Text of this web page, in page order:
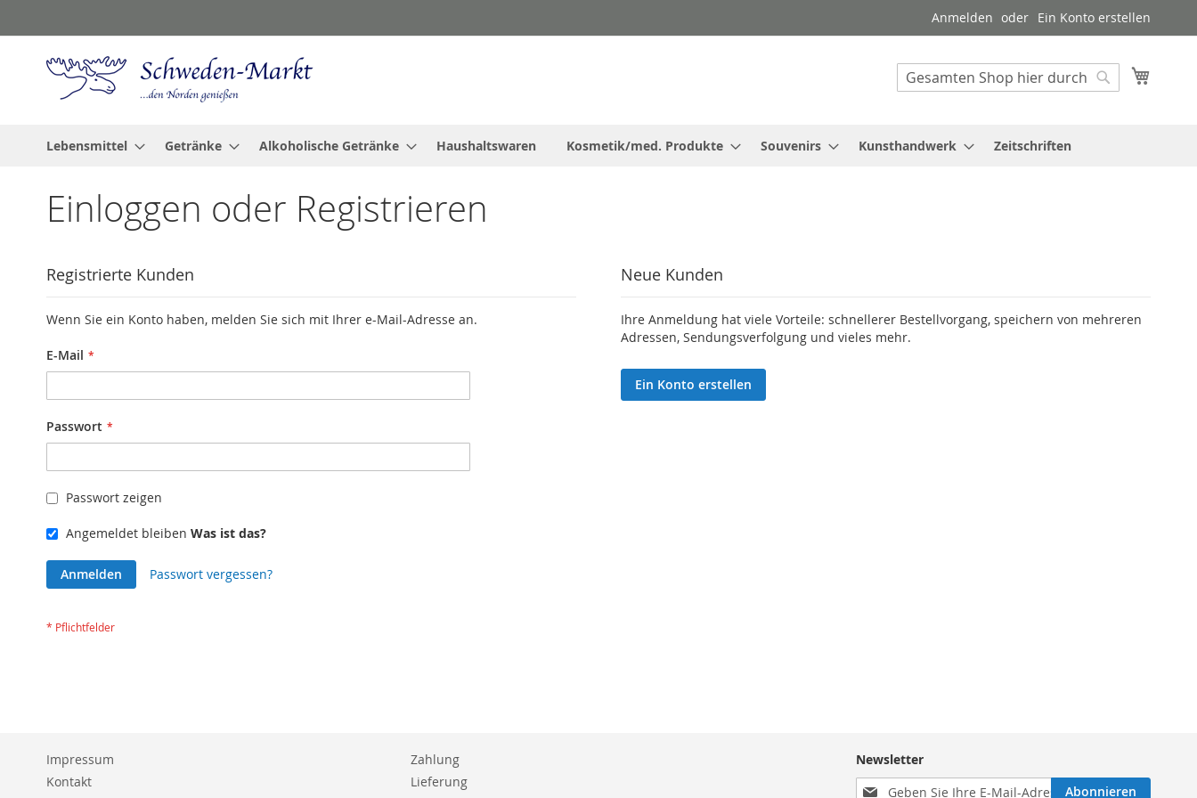
Inhalt
Anmelden Ein Konto erstellen
Suche
Lebensmittel Getränke Alkoholische Getränke Haushaltswaren Kosmetik/med. Produkte Souvenirs Kunsthandwerk Zeitschriften
Einloggen oder Registrieren
Registrierte Kunden
Wenn Sie ein Konto haben, melden Sie sich mit Ihrer e-Mail-Adresse an.
E-Mail
Passwort
Passwort zeigen
Angemeldet bleiben Was ist das?
Anmelden Passwort vergessen?
Neue Kunden
Ihre Anmeldung hat viele Vorteile: schnellerer Bestellvorgang, speichern von mehreren
Adressen, Sendungsverfolgung und vieles mehr.
Ein Konto erstellen
Impressum
Kontakt
Zahlung
Lieferung
Newsletter
Melden
Abonnieren